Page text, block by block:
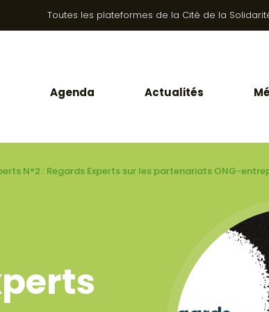
Toutes les plateformes de la Cité de la
Agenda Actualités
N°2 : Regards Experts sur les partenariats ONG-